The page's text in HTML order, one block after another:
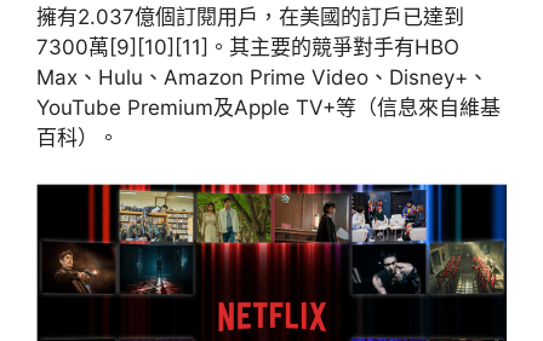
擁有2.037億個訂閱用戶，在美國的訂戶已達到
7300萬[9][10][11]。其主要的競爭對手有HBO
Max、Hulu、Amazon Prime Video、Disney+、
YouTube Premium及Apple TV+等（信息來自維基
百科）。